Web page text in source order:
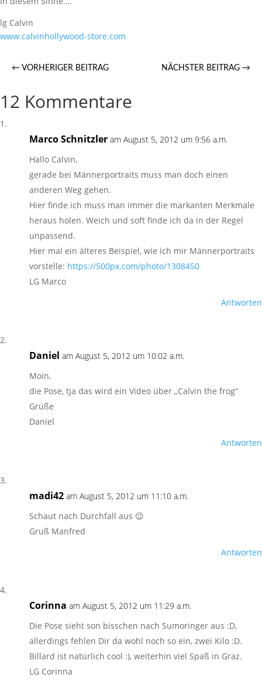
lg Calvin
www.calvinhollywood-store.com
← VORHERIGER BEITRAG NÄCHSTER BEITRAG →
12 Kommentare
Marco Schnitzler am August 5, 2012 um 9:56 a.m.
Hallo Calvin,
gerade bei Männerportraits muss man doch einen
anderen Weg gehen.
Hier finde ich muss man immer die markanten Merkmale
heraus holen. Weich und soft finde ich da in der Regel
unpassend.
Hier mal ein älteres Beispiel, wie ich mir Männerportraits
vorstelle: https://500px.com/photo/1308450
LG Marco
Antworten
Daniel am August 5, 2012 um 10:02 a.m.
Moin,
die Pose, tja das wird ein Video über „Calvin the frog“
Grüße
Daniel
Antworten
madi42 am August 5, 2012 um 11:10 a.m.
Schaut nach Durchfall aus 😉
Gruß Manfred
Antworten
Corinna am August 5, 2012 um 11:29 a.m.
Die Pose sieht son bisschen nach Sumoringer aus :D,
allerdings fehlen Dir da wohl noch so ein, zwei Kilo :D.
Billard ist natürlich cool :), weiterhin viel Spaß in Graz.
LG Corinna